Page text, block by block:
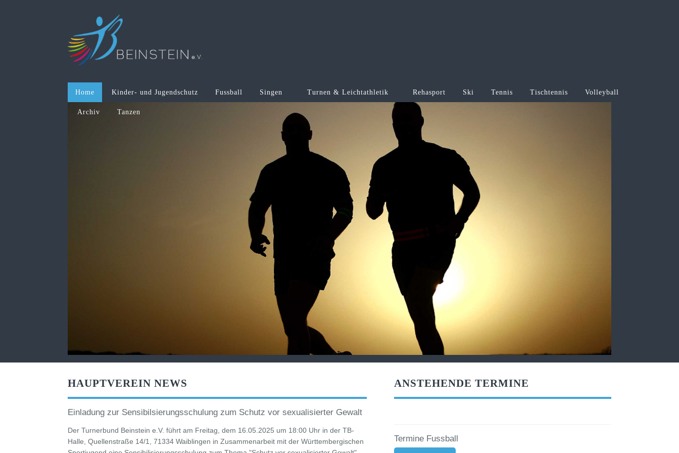
Home Kinder- und Jugendschutz Fussball Singen Turnen & Leichtathletik Rehasport Ski Tennis Tischtennis Volleyball
Archiv Tanzen
HAUPTVEREIN NEWS
Einladung zur Sensibilsierungsschulung zum Schutz vor sexualisierter Gewalt
Der Turnerbund Beinstein e.V. führt am Freitag, dem 16.05.2025 um 18:00 Uhr in der TB-
Halle, Quellenstraße 14/1, 71334 Waiblingen in Zusammenarbeit mit der Württembergischen
ANSTEHENDE TERMINE
Termine Fussball